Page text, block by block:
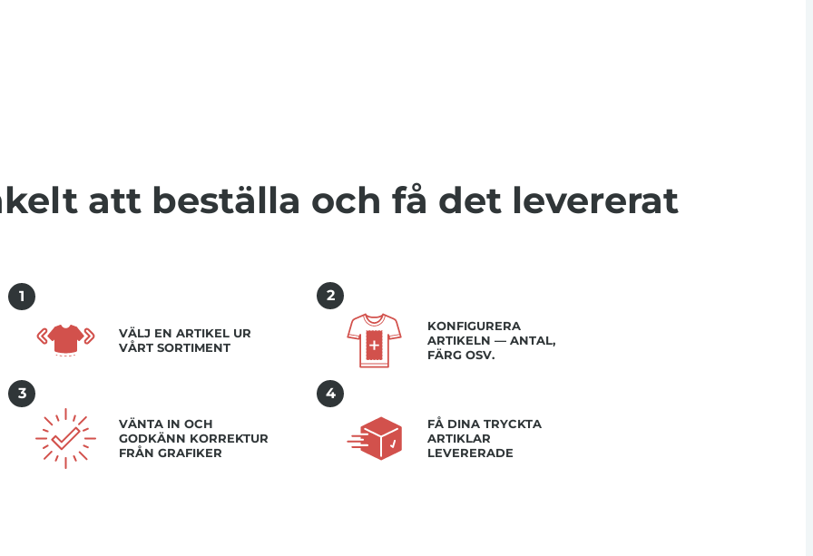
att beställa och få det levererat
1
VÄLJ EN ARTIKEL UR
VÅRT SORTIMENT
2
KONFIGURERA
ARTIKELN — ANTAL,
FÄRG OSV.
3
VÄNTA IN OCH
GODKÄNN KORREKTUR
FRÅN GRAFIKER
4
FÅ DINA TRYCKTA
ARTIKLAR
LEVERERADE